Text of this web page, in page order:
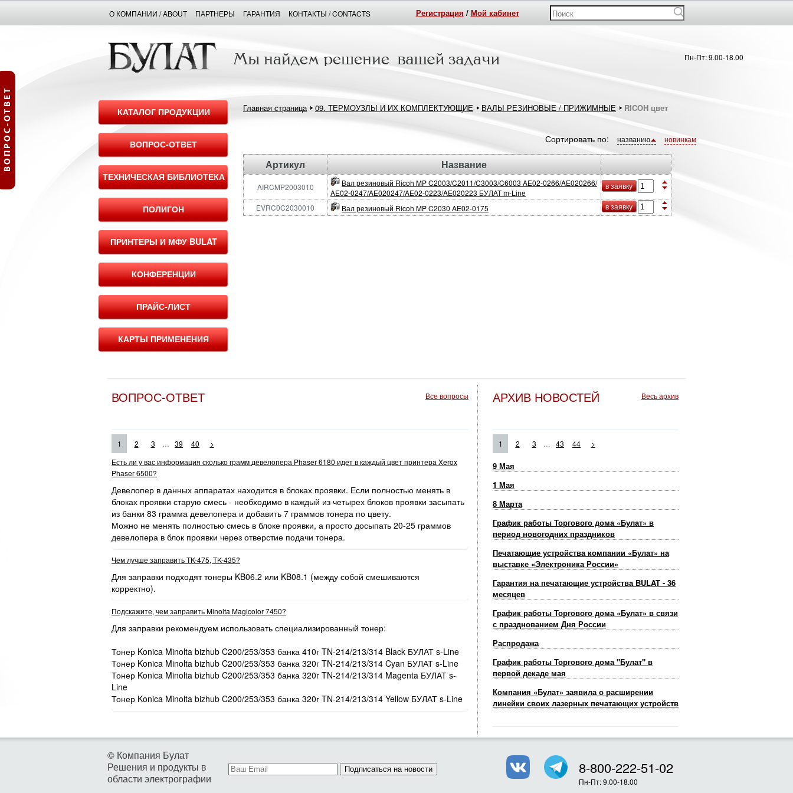
Регистрация / Мой кабинет
О КОМПАНИИ / ABOUT ПАРТНЕРЫ ГАРАНТИЯ КОНТАКТЫ / CONTACTS
Пн-Пт: 9.00-18.00
КАТАЛОГ ПРОДУКЦИИ
ВОПРОС-ОТВЕТ
ТЕХНИЧЕСКАЯ БИБЛИОТЕКА
ПОЛИГОН
ПРИНТЕРЫ И МФУ BULAT
КОНФЕРЕНЦИИ
ПРАЙС-ЛИСТ
КАРТЫ ПРИМЕНЕНИЯ
Главная страница 09. ТЕРМОУЗЛЫ И ИХ КОМПЛЕКТУЮЩИЕ ВАЛЫ РЕЗИНОВЫЕ / ПРИЖИМНЫЕ RICOH цвет
Сортировать по: названию новинкам
Артикул Название
AIRCMP2003010
Вал резиновый Ricoh MP C2003/C2011/C3003/C6003 AE02-0266/AE020266/
AE02-0247/AE020247/AE02-0223/AE020223 БУЛАТ m-Line
в заявку
EVRC0C2030010 Вал резиновый Ricoh MP C2030 AE02-0175 в заявку
ВОПРОС-ОТВЕТ Все вопросы
1 2 3 ... 39 40
>
Есть ли у вас информация сколько грамм девелопера Phaser 6180 идет в каждый цвет принтера Xerox
Phaser 6500?
Девелопер в данных аппаратах находится в блоках проявки. Если полностью менять в
блоках проявки старую смесь - необходимо в каждый из четырех блоков проявки засыпать
из банки 83 грамма девелопера и добавить 7 граммов тонера по цвету.
Можно не менять полностью смесь в блоке проявки, а просто досыпать 20-25 граммов
девелопера в блок проявки через отверстие подачи тонера.
Чем лучше заправить TK-475, TK-435?
Для заправки подходят тонеры KB06.2 или KB08.1 (между собой смешиваются
корректно).
Подскажите, чем заправить Minolta Magicolor 7450?
Для заправки рекомендуем использовать специализированный тонер:
Тонер Konica Minolta bizhub C200/253/353 банка 410г TN-214/213/314 Black БУЛАТ s-Line
Тонер Konica Minolta bizhub C200/253/353 банка 320г TN-214/213/314 Cyan БУЛАТ s-Line
Тонер Konica Minolta bizhub C200/253/353 банка 320г TN-214/213/314 Magenta БУЛАТ s-
Line
Тонер Konica Minolta bizhub C200/253/353 банка 320г TN-214/213/314 Yellow БУЛАТ s-Line
АРХИВ НОВОСТЕЙ Весь архив
1 2 3 ... 43 44 >
9 Мая
1 Мая
8 Марта
График работы Торгового дома «Булат» в
период новогодних праздников
Печатающие устройства компании «Булат» на
выставке «Электроника России»
Гарантия на печатающие устройства BULAT - 36
месяцев
График работы Торгового дома «Булат» в связи
с празднованием Дня России
Распродажа
График работы Торгового дома "Булат" в
первой декаде мая
Компания «Булат» заявила о расширении
линейки своих лазерных печатающих устройств
© Компания Булат
Решения и продукты в
области электрографии
Подписаться на новости 8-800-222-51-02
Пн-Пт: 9.00-18.00